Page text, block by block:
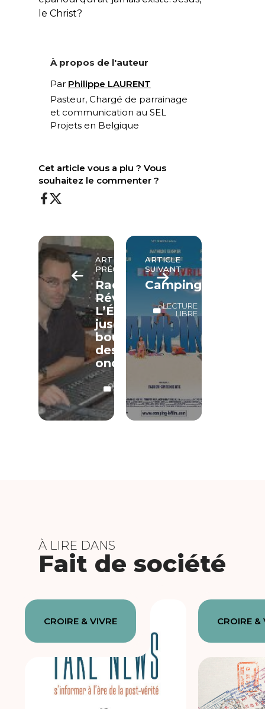
le Christ?
À propos de l'auteur
Par Philippe LAURENT
Pasteur, Chargé de parrainage
et communication au SEL
Projetsen Belgique
Cet article vous a plu ? Vous
souhaitez le commenter ?
ARTICLE
PRÉCÉDENT
Radio
Réveil…
L’Évangile
jusqu’au
bout
des
ondes!
LECTURE
LIBRE
ARTICLE
SUIVANT
Camping
LECTURE
LIBRE
À LIRE DANS
Fait de société
CROIRE & VIVRE CROIRE &